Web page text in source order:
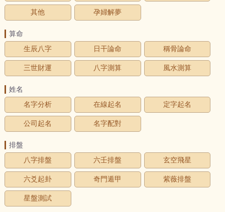
其他 孕婦解夢
算命
生辰八字
日干論命 稱骨論命
三世財運 八字測算 風水測算
姓名
名字分析
在線起名 定字起名
公司起名 名字配對
排盤
八字排盤
六壬排盤 玄空飛星
六爻起卦 奇門遁甲 紫薇排盤
星盤測試